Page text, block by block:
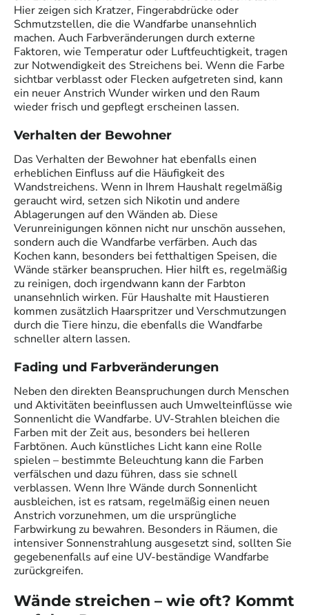
Hier zeigen sich Kratzer, Fingerabdrücke oder
Schmutzstellen, die die Wandfarbe unansehnlich
machen. Auch Farbveränderungen durch externe
Faktoren, wie Temperatur oder Luftfeuchtigkeit, tragen
zur Notwendigkeit des Streichens bei. Wenn die Farbe
sichtbar verblasst oder Flecken aufgetreten sind, kann
ein neuer Anstrich Wunder wirken und den Raum
wieder frisch und gepflegt erscheinen lassen.
Verhalten der Bewohner
Das Verhalten der Bewohner hat ebenfalls einen
erheblichen Einfluss auf die Häufigkeit des
Wandstreichens. Wenn in Ihrem Haushalt regelmäßig
geraucht wird, setzen sich Nikotin und andere
Ablagerungen auf den Wänden ab. Diese
Verunreinigungen können nicht nur unschön aussehen,
sondern auch die Wandfarbe verfärben. Auch das
Kochen kann, besonders bei fetthaltigen Speisen, die
Wände stärker beanspruchen. Hier hilft es, regelmäßig
zu reinigen, doch irgendwann kann der Farbton
unansehnlich wirken. Für Haushalte mit Haustieren
kommen zusätzlich Haarspritzer und Verschmutzungen
durch die Tiere hinzu, die ebenfalls die Wandfarbe
schneller altern lassen.
Fading und Farbveränderungen
Neben den direkten Beanspruchungen durch Menschen
und Aktivitäten beeinflussen auch Umwelteinflüsse wie
Sonnenlicht die Wandfarbe. UV-Strahlen bleichen die
Farben mit der Zeit aus, besonders bei helleren
Farbtönen. Auch künstliches Licht kann eine Rolle
spielen – bestimmte Beleuchtung kann die Farben
verfälschen und dazu führen, dass sie schnell
verblassen. Wenn Ihre Wände durch Sonnenlicht
ausbleichen, ist es ratsam, regelmäßig einen neuen
Anstrich vorzunehmen, um die ursprüngliche
Farbwirkung zu bewahren. Besonders in Räumen, die
intensiver Sonnenstrahlung ausgesetzt sind, sollten Sie
gegebenenfalls auf eine UV-beständige Wandfarbe
zurückgreifen.
Wände streichen – wie oft? Kommt